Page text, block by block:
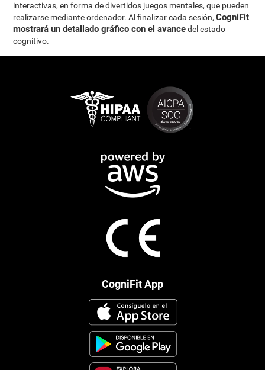
interactivas, en forma de divertidos juegos mentales, que pueden
realizarse mediante ordenador. Al finalizar cada sesión,CogniFit
mostrará un detallado gráfico con el avancedel estado
cognitivo.
CogniFit App